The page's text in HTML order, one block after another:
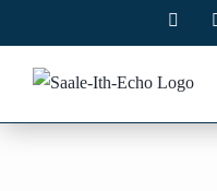
Inhalt
springen